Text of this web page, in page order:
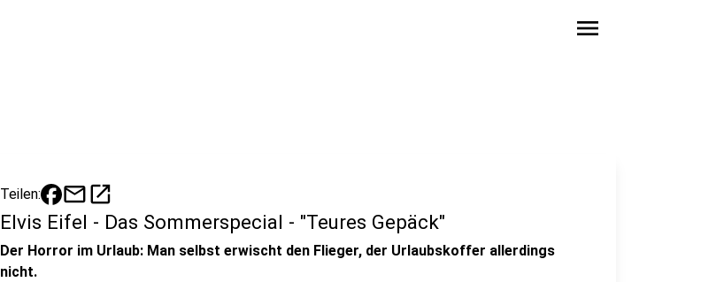
menu
Teilen: mailopen_in_new
Elvis Eifel - Das Sommerspecial - "Teures Gepäck"
Der Horror im Urlaub: Man selbst erwischt den Flieger, der Urlaubskoffer allerdings
nicht.